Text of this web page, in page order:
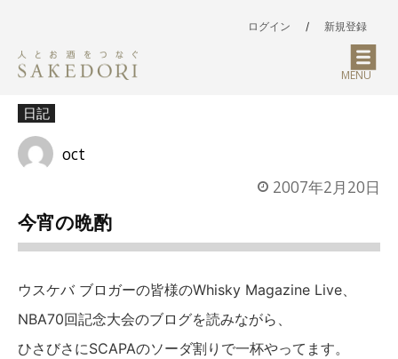
ログイン / 新規登録
MENU
日記
oct
2007年2月20日
今宵の晩酌
ウスケバ ブロガーの皆様のWhisky Magazine Live、
NBA70回記念大会のブログを読みながら、
ひさびさにSCAPAのソーダ割りで一杯やってます。